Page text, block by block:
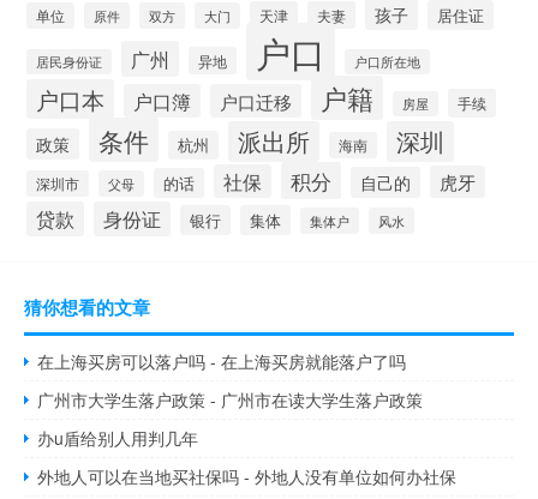
单位 原件 双方 大门 天津 夫妻 孩子 居住证
居民身份证 广州 异地 户口 户口所在地
户口本 户口簿 户口迁移 户籍 房屋 手续
政策 条件 杭州 派出所 海南 深圳
深圳市 父母 的话 社保 积分 自己的 虎牙
贷款 身份证 银行 集体 集体户 风水
猜你想看的文章
在上海买房可以落户吗 - 在上海买房就能落户了吗
广州市大学生落户政策 - 广州市在读大学生落户政策
办u盾给别人用判几年
外地人可以在当地买社保吗 - 外地人没有单位如何办社保